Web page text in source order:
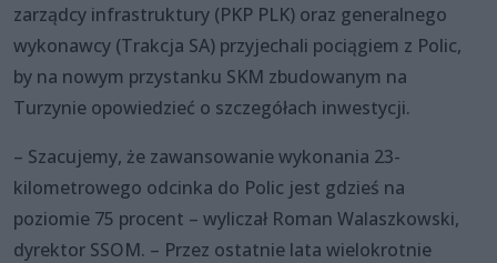
zarządcy infrastruktury (PKP PLK) oraz generalnego
wykonawcy (Trakcja SA) przyjechali pociągiem z Polic,
by na nowym przystanku SKM zbudowanym na
Turzynie opowiedzieć o szczegółach inwestycji.
– Szacujemy, że zawansowanie wykonania 23-
kilometrowego odcinka do Polic jest gdzieś na
poziomie 75 procent – wyliczał Roman Walaszkowski,
dyrektor SSOM. – Przez ostatnie lata wielokrotnie